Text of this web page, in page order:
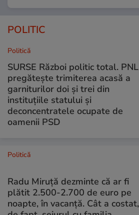
POLITIC
Politică
SURSE Război politic total. PNL
pregătește trimiterea acasă a
garniturilor doi și trei din
instituțiile statului și
deconcentratele ocupate de
oamenii PSD
Politică
Radu Miruţă dezminte că ar fi
plătit 2.500-2.700 de euro pe
noapte, în vacanță. Cât a costat,